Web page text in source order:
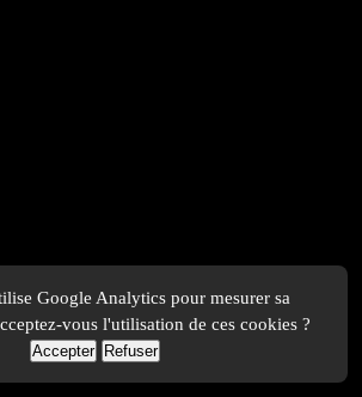
Google Analytics pour mesurer sa
vous l'utilisation de ces cookies ?
Accepter Refuser